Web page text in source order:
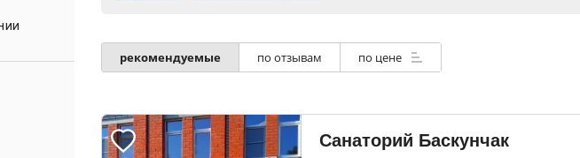
рекомендуемые по отзывам по цене
Санаторий Баскунчак